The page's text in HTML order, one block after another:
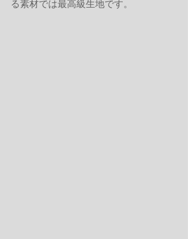
る素材では最高級生地です。